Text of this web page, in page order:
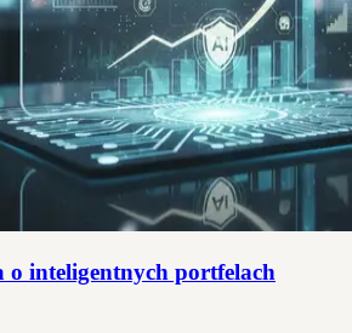
o inteligentnych portfelach